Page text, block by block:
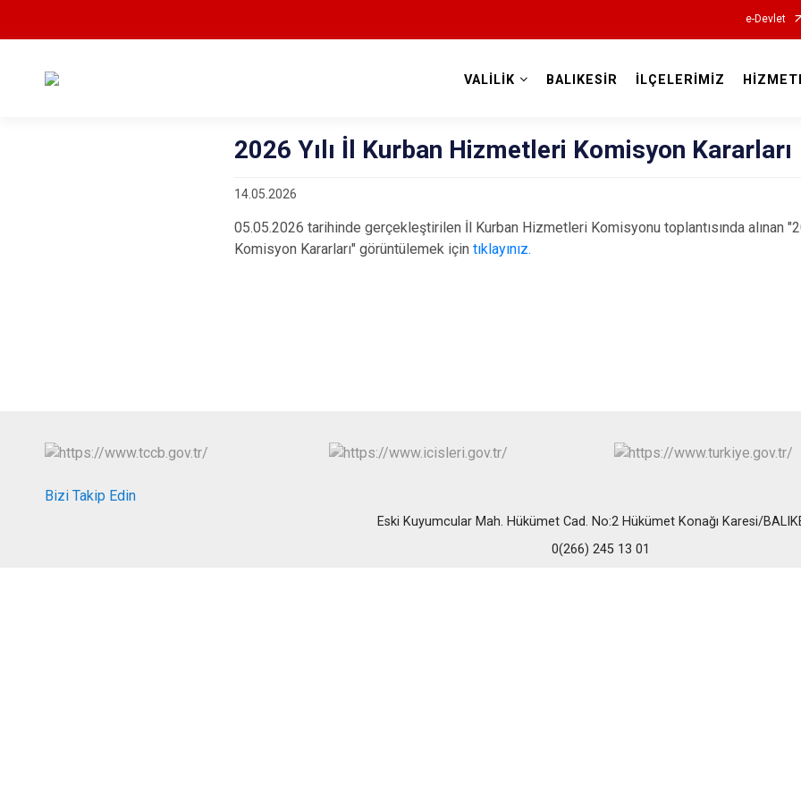
e-Devlet
VALİLİK BALIKESİR İLÇELERİMİZ
2026 Yılı İl Kurban Hizmetleri Komisyon Kararları
14.05.2026
05.05.2026 tarihinde gerçekleştirilen İl Kurban Hizmetleri Komisyonu toplantısında alınan
Komisyon Kararları" görüntülemek için tıklayınız.
Bizi Takip Edin
Eski Kuyumcular Mah. Hükümet Cad. No:2 Hükümet Konağı Karesi/
0(266) 245 13 01